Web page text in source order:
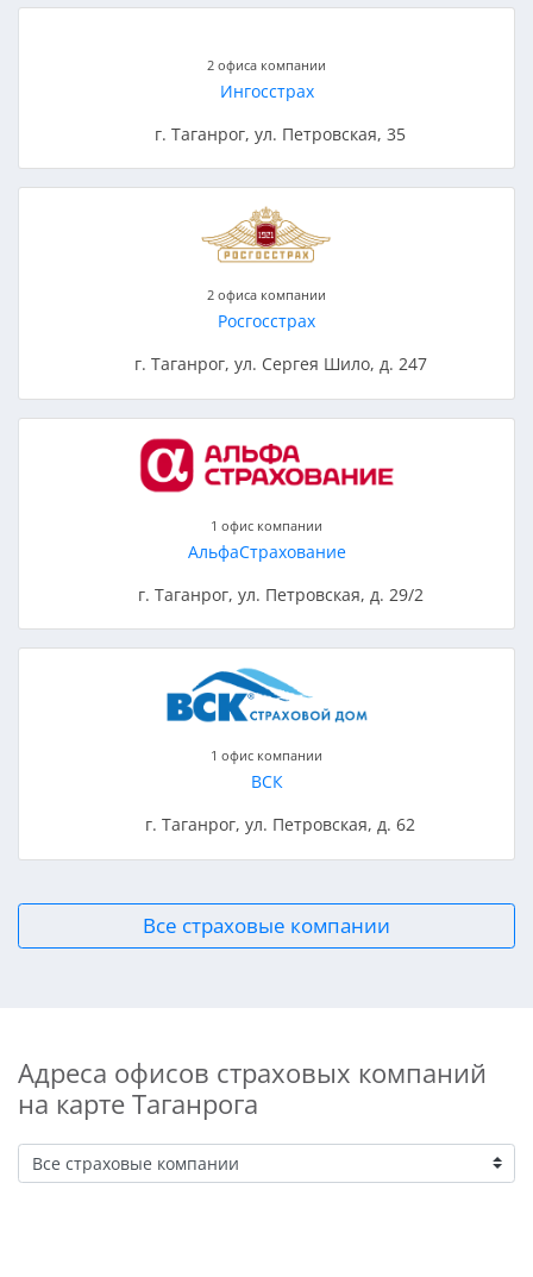
2 офиса компании
Ингосстрах
г. Таганрог, ул. Петровская, 35
2 офиса компании
Росгосстрах
г. Таганрог, ул. Сергея Шило, д. 247
1 офис компании
АльфаСтрахование
г. Таганрог, ул. Петровская, д. 29/2
1 офис компании
ВСК
г. Таганрог, ул. Петровская, д. 62
Все страховые компании
Адреса офисов страховых компаний
на карте Таганрога